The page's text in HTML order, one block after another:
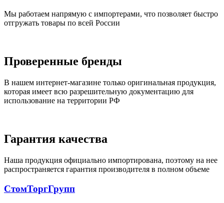
Мы работаем напрямую с импортерами, что позволяет быстро
отгружать товары по всей России
Проверенные бренды
В нашем интернет-магазине только оригинальная продукция,
которая имеет всю разрешительную документацию для
использование на территории РФ
Гарантия качества
Наша продукция официально импортирована, поэтому на нее
распространяется гарантия производителя в полном объеме
СтомТоргГрупп